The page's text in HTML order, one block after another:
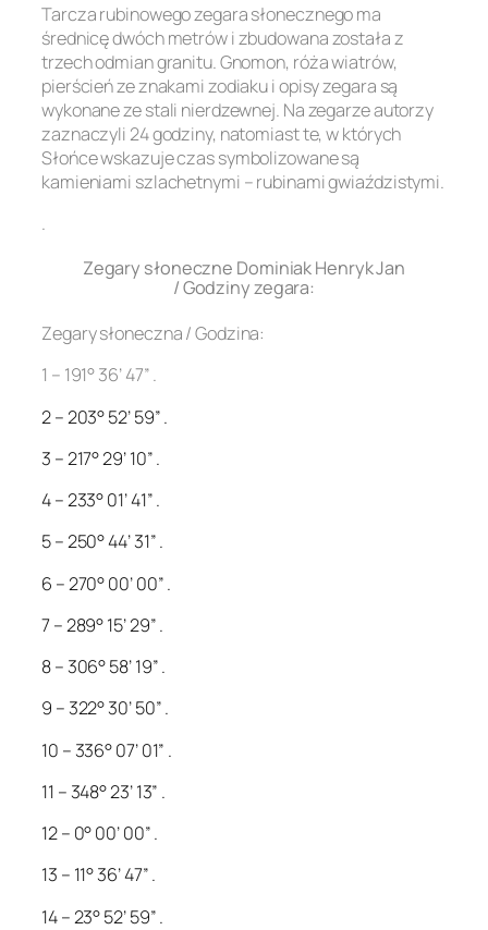
Tarcza rubinowego zegara słonecznego ma
średnicę dwóch metrów i zbudowana została z
trzech odmian granitu. Gnomon, róża wiatrów,
pierścień ze znakami zodiaku i opisy zegara są
wykonane ze stali nierdzewnej. Na zegarze autorzy
zaznaczyli 24 godziny, natomiast te, w których
Słońce wskazuje czas symbolizowane są
kamieniami szlachetnymi – rubinami gwiaździstymi.
.
Zegary słoneczne Dominiak Henryk Jan
/ Godziny zegara:
Zegary słoneczna / Godzina:
1 – 191° 36’ 47” .
2 – 203° 52’ 59” .
3 – 217° 29’ 10” .
4 – 233° 01’ 41” .
5 – 250° 44’ 31” .
6 – 270° 00’ 00” .
7 – 289° 15’ 29” .
8 – 306° 58’ 19” .
9 – 322° 30’ 50” .
10 – 336° 07’ 01” .
11 – 348° 23’ 13” .
12 – 0° 00’ 00” .
13 – 11° 36’ 47” .
14 – 23° 52’ 59” .